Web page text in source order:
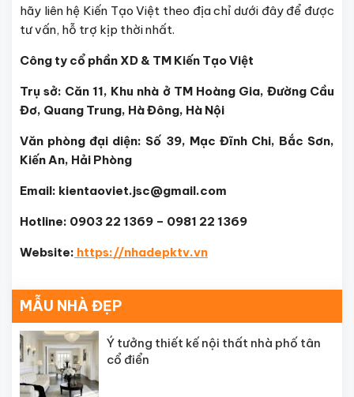
hãy liên hệ Kiến Tạo Việt theo địa chỉ dưới đây để được
tư vấn, hỗ trợ kịp thời nhất.
Công ty cổ phần XD & TM Kiến Tạo Việt
Trụ sở: Căn 11, Khu nhà ở TM Hoàng Gia, Đường Cầu
Đơ, Quang Trung, Hà Đông, Hà Nội
Văn phòng đại diện: Số 39, Mạc Đĩnh Chi, Bắc Sơn,
Kiến An, Hải Phòng
Email: kientaoviet.jsc@gmail.com
Hotline: 0903 22 1369 – 0981 22 1369
Website: https://nhadepktv.vn
MẪU NHÀ ĐẸP
Ý tưởng thiết kế nội thất nhà phố tân
cổ điển